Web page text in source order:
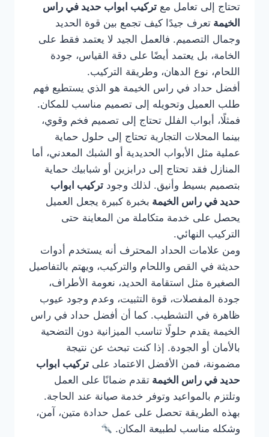
تحتاج إلى تعامل مع تركيب ابواب حديد في راس
الخيمة تعرف جيدًا كيف تجمع بين قوة الحديد
وجمال التصميم. فالعمل الجيد لا يعتمد فقط على
الخامة، بل يعتمد أيضًا على دقة القياس، جودة
اللحام، نوع الدهان، وطريقة التركيب.
أفضل حداد في راس الخيمة هو الذي يستطيع فهم
طلب العميل وتحويله إلى تصميم مناسب للمكان.
فمثلًا، أبواب الفلل تحتاج إلى تصميم فخم وقوي،
بينما المحلات التجارية تحتاج إلى حلول حماية
عملية مثل الأبواب الحديدية أو الشبك المعدني، أما
المنازل فقد تحتاج إلى درابزين أو شبابيك حماية
بتصميم بسيط وأنيق. لذلك وجود تركيب ابواب
حديد في راس الخيمة بخبرة كبيرة يجعل العميل
يحصل على خدمة متكاملة من المعاينة حتى
التركيب النهائي.
ومن علامات الحداد المحترف أنه يستخدم أدوات
حديثة في القص واللحام والتركيب، ويهتم بالتفاصيل
الصغيرة مثل استقامة الحديد، نعومة الأطراف،
جودة المفصلات، قوة التثبيت، وعدم وجود عيوب
ظاهرة في التشطيب. كما أن أفضل حداد في راس
الخيمة يقدم حلولًا تناسب الميزانية دون التضحية
بالأمان أو الجودة. إذا كنت تبحث عن نتيجة
مضمونة، فمن الأفضل الاعتماد على تركيب ابواب
حديد في راس الخيمة تقدم ضمانًا على العمل
وتلتزم بالمواعيد وتوفر خدمة صيانة عند الحاجة.
بهذه الطريقة تحصل على عمل حدادة متين، آمن،
وشكله مناسب لطبيعة المكان.